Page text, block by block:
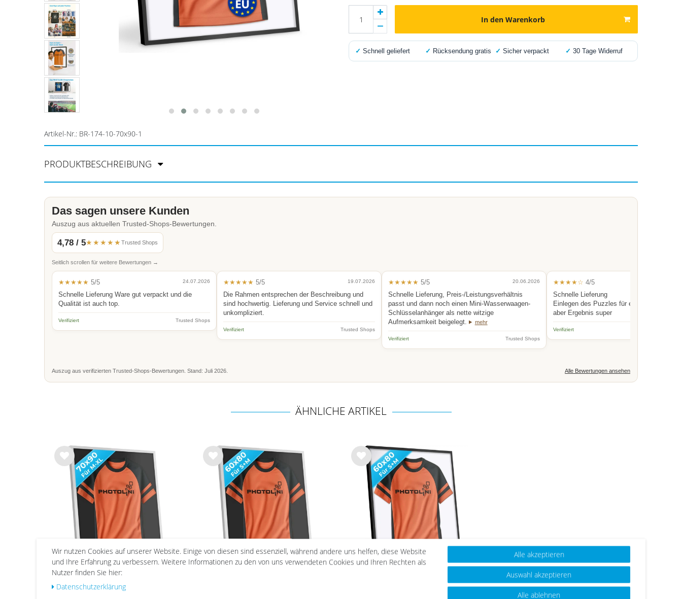
In den Warenkorb
✓ Schnell geliefert ✓ Rücksendung gratis ✓ Sicher verpackt ✓ 30 Tage Widerruf
Artikel-Nr.: BR-174-10-70x90-1
PRODUKTBESCHREIBUNG
Das sagen unsere Kunden
Auszug aus aktuellen Trusted-Shops-Bewertungen.
4,78 / 5★★★★★ Trusted Shops
Seitlich scrollen für weitere Bewertungen →
★★★★★ 5/5 24.07.2026
Schnelle Lieferung Ware gut verpackt und die
Qualität ist auch top.
Verifiziert Trusted Shops
★★★★★ 5/5 19.07.2026
Die Rahmen entsprechen der Beschreibung und
sind hochwertig. Lieferung und Service schnell und
unkompliziert.
Verifiziert Trusted Shops
★★★★★ 5/5 20.06.2026
Schnelle Lieferung, Preis-/Leistungsverhältnis
passt und dann noch einen Mini-Wasserwaagen-
Schlüsselanhänger als nette witzige
Aufmerksamkeit beigelegt.
mehr
Verifiziert Trusted Shops
★★★★☆ 4/5
Schnelle Lieferung
Einlegen des Puzzles für eine Person
aber Ergebnis super
Verifiziert
Auszug aus verifizierten Trusted-Shops-Bewertungen. Stand: Juli 2026. Alle Bewertungen ansehen
ÄHNLICHE ARTIKEL
Wu
Trikotrahmen 70x90, Weiß,
Wu
Wu
Trikotrahmen 60x80,
Wir nutzen Cookies auf unserer Website. Einige von diesen sind essenziell, während andere uns helfen, diese Website
und Ihre Erfahrung zu verbessern. Weitere Informationen zu den von uns verwendeten Cookies und Ihren Rechten als
Nutzer finden Sie hier:
Daten­schutz­erklärung
Alle akzeptieren
Auswahl akzeptieren
Alle ablehnen